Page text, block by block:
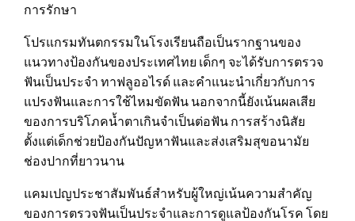
การรักษา
โปรแกรมทันตกรรมในโรงเรียนถือเป็นรากฐานของ
แนวทางป้องกันของประเทศไทย เด็กๆ จะได้รับการตรวจ
ฟันเป็นประจำ ทาฟลูออไรด์ และคำแนะนำเกี่ยวกับการ
แปรงฟันและการใช้ไหมขัดฟัน นอกจากนี้ยังเน้นผลเสีย
ของการบริโภคน้ำตาเกินจำเป็นต่อฟัน การสร้างนิสัย
ตั้งแต่เด็กช่วยป้องกันปัญหาฟันและส่งเสริมสุขอนามัย
ช่องปากที่ยาวนาน
แคมเปญประชาสัมพันธ์สำหรับผู้ใหญ่เน้นความสำคัญ
ของการตรวจฟันเป็นประจำและการดูแลป้องกันโรค โดย